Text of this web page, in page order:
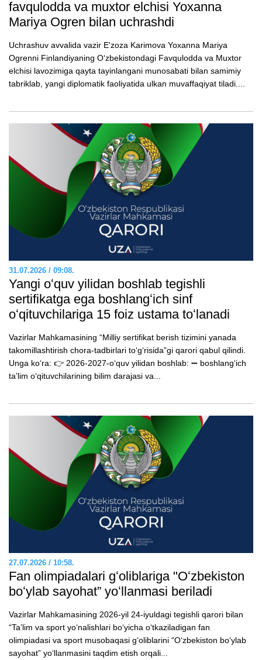
favqulodda va muxtor elchisi Yoxanna
Mariya Ogren bilan uchrashdi
Uchrashuv avvalida vazir E'zoza Karimova Yoxanna Mariya
Ogrenni Finlandiyaning O‘zbekistondagi Favqulodda va Muxtor
elchisi lavozimiga qayta tayinlangani munosabati bilan samimiy
tabriklab, yangi diplomatik faoliyatida ulkan muvaffaqiyat tiladi....
31.07.2026 / 09:08.
Yangi oʻquv yilidan boshlab tegishli
sertifikatga ega boshlangʻich sinf
oʻqituvchilariga 15 foiz ustama toʻlanadi
Vazirlar Mahkamasining “Milliy sertifikat berish tizimini yanada
takomillashtirish chora-tadbirlari toʻgʻrisida”gi qarori qabul qilindi.
Unga koʻra: 👉 2026-2027-oʻquv yilidan boshlab: ➖ boshlangʻich
taʼlim oʻqituvchilarining bilim darajasi va...
27.07.2026 / 10:58.
Fan olimpiadalari gʻoliblariga "Oʻzbekiston
boʻylab sayohat” yoʻllanmasi beriladi
Vazirlar Mahkamasining 2026-yil 24-iyuldagi tegishli qarori bilan
“Taʼlim va sport yoʻnalishlari boʻyicha oʻtkaziladigan fan
olimpiadasi va sport musobaqasi gʻoliblarini “Oʻzbekiston boʻylab
sayohat” yoʻllanmasini taqdim etish orqali...